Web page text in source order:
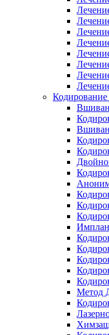
Кодирование
Метод